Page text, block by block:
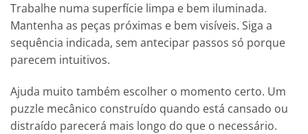
Trabalhe numa superfície limpa e bem iluminada.
Mantenha as peças próximas e bem visíveis. Siga a
sequência indicada, sem antecipar passos só porque
parecem intuitivos.
Ajuda muito também escolher o momento certo. Um
puzzle mecânico construído quando está cansado ou
distraído parecerá mais longo do que o necessário.